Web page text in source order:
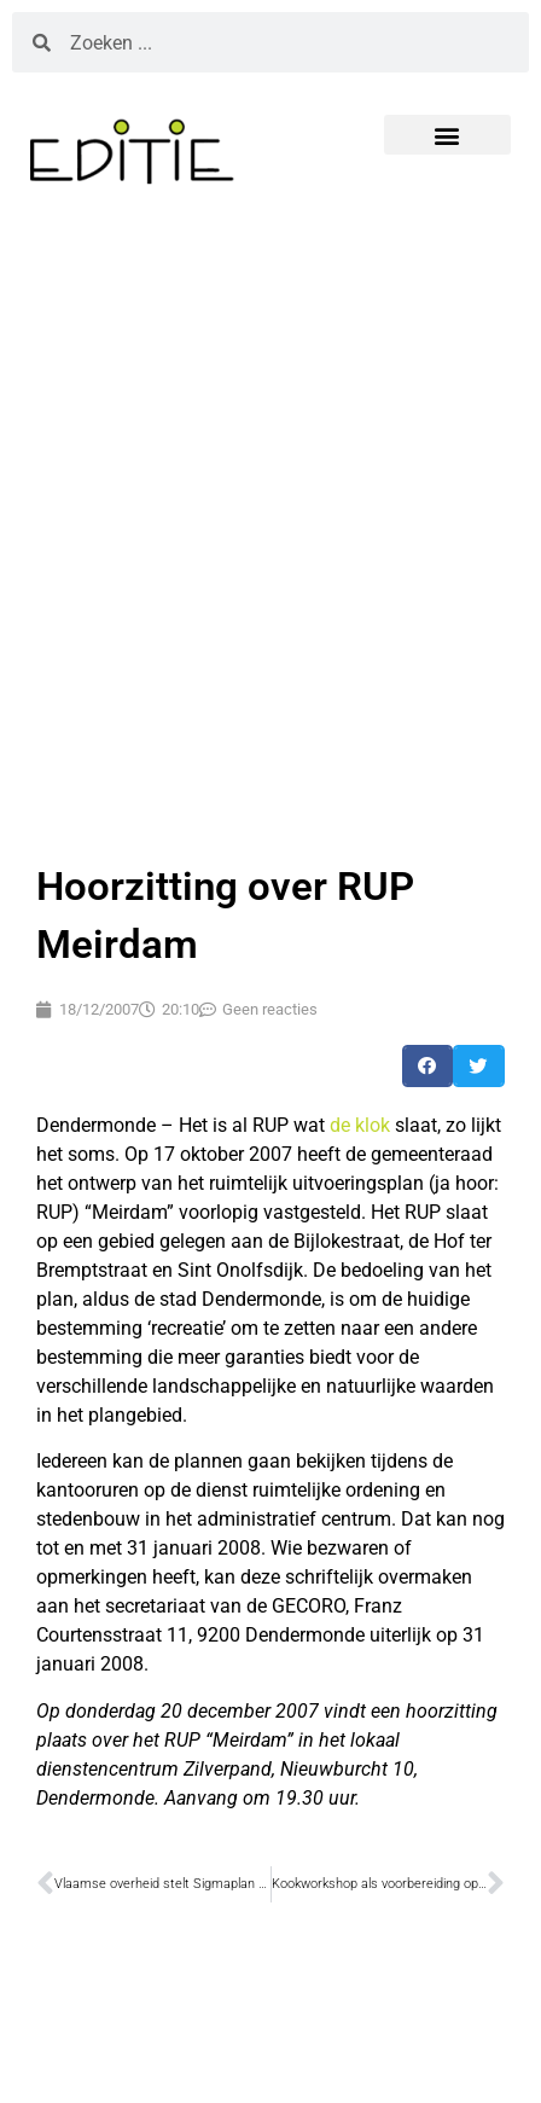
Hoorzitting over RUP
Meirdam
18/12/2007 20:10 Geen reacties
Dendermonde – Het is al RUP wat de klok slaat, zo lijkt
het soms. Op 17 oktober 2007 heeft de gemeenteraad
het ontwerp van het ruimtelijk uitvoeringsplan (ja hoor:
RUP) “Meirdam” voorlopig vastgesteld. Het RUP slaat
op een gebied gelegen aan de Bijlokestraat, de Hof ter
Bremptstraat en Sint Onolfsdijk. De bedoeling van het
plan, aldus de stad Dendermonde, is om de huidige
bestemming ‘recreatie’ om te zetten naar een andere
bestemming die meer garanties biedt voor de
verschillende landschappelijke en natuurlijke waarden
in het plangebied.
Iedereen kan de plannen gaan bekijken tijdens de
kantooruren op de dienst ruimtelijke ordening en
stedenbouw in het administratief centrum. Dat kan nog
tot en met 31 januari 2008. Wie bezwaren of
opmerkingen heeft, kan deze schriftelijk overmaken
aan het secretariaat van de GECORO, Franz
Courtensstraat 11, 9200 Dendermonde uiterlijk op 31
januari 2008.
Op donderdag 20 december 2007 vindt een hoorzitting
plaats over het RUP “Meirdam” in het lokaal
dienstencentrum Zilverpand, Nieuwburcht 10,
Dendermonde. Aanvang om 19.30 uur.
Vlaamse overheid stelt Sigmaplan voor Kookworkshop als voorbereiding op feestdagen